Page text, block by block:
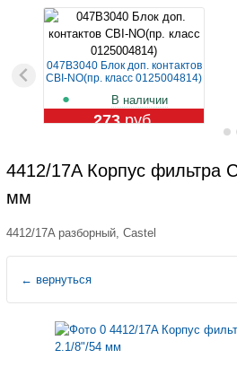
047B3040 Блок доп. контактов
CBI-NO(пр. класс 0125004814)
В наличии
273руб.
4412/17A Корпус фильтра
мм
4412/17A разборный, Castel
← вернуться